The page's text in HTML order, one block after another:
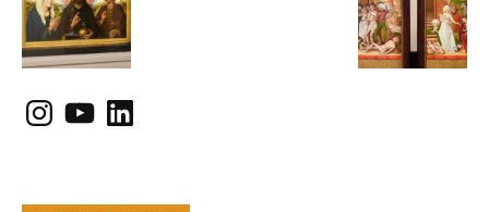
Instagram
YouTubeLinkedIn